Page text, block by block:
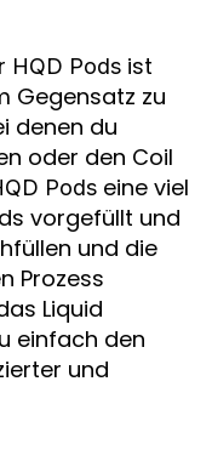
HQD Pods ist
Gegensatz zu
denen du
oder den Coil
Pods eine viel
vorgefüllt und
und die
Prozess
Liquid
einfach den
und